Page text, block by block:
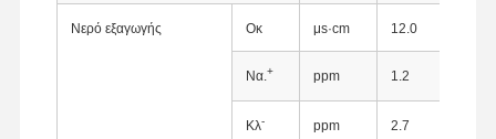
Νερό εξαγωγής Οκ μs·cm 12.0
Να. + ppm 1.2
Κλ- ppm 2.7